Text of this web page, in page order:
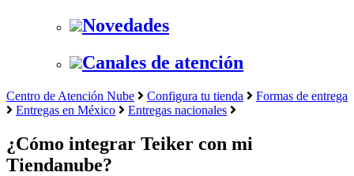
Novedades
Canales de atención
Centro de Atención Nube Configura tu tienda
Formas de entrega
Entregas en México
Entregas nacionales
¿Cómo integrar Teiker con mi
Tiendanube?